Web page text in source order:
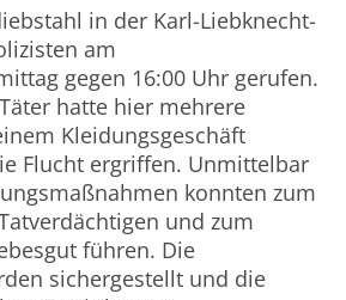
in der Karl-Liebknecht-
am
gegen 16:00 Uhr gerufen.
hatte hier mehrere
Kleidungsgeschäft
Flucht ergriffen. Unmittelbar
konnten zum
und zum
führen. Die
sichergestellt und die